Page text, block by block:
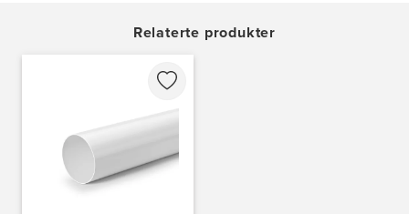
Bergen Kjøkkensenter A/S
55-395060
Bjerkreim Trelast AS
Relaterte produkter